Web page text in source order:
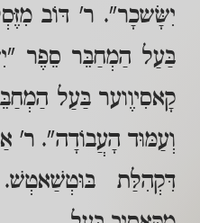
יִשָּׂשכָר". ר' דּוֹב
בַּעַל הַמְחַבֵּר סֵפֶר
קָאסִיוֶוער בַּעַל
וְעַמּוּד הָעֲבוֹדָה". ר'
דִּקְהִלַּת